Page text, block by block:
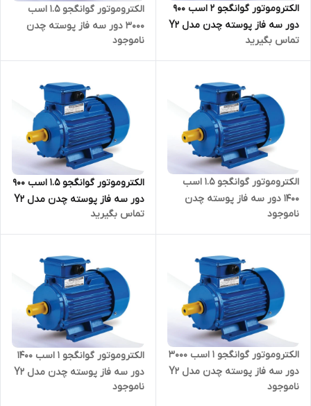
الکتروموتور گوانگجو 2 اسب 900
دور سه فاز پوسته چدن مدل Y2
ترمینال بالا
تماس بگیرید
الکتروموتور گوانگجو 1.5 اسب
3000 دور سه فاز پوسته چدن
مدل Y2 ترمینال بالا
ناموجود
الکتروموتور گوانگجو 1.5 اسب
1400 دور سه فاز پوسته چدن
مدل Y2 ترمینال بالا
ناموجود
الکتروموتور گوانگجو 1.5 اسب 900
دور سه فاز پوسته چدن مدل Y2
ترمینال بالا
تماس بگیرید
الکتروموتور گوانگجو 1 اسب 3000
دور سه فاز پوسته چدن مدل Y2
ترمینال بالا
ناموجود
الکتروموتور گوانگجو 1 اسب 1400
دور سه فاز پوسته چدن مدل Y2
ترمینال بالا
ناموجود